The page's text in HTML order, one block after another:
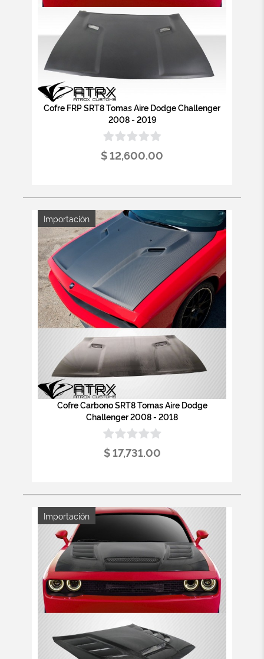
Cofre FRP SRT8 Tomas Aire Dodge Challenger
2008 - 2019
$ 12,600.00
Importación
Cofre Carbono SRT8 Tomas Aire Dodge
Challenger 2008 - 2018
$ 17,731.00
Importación